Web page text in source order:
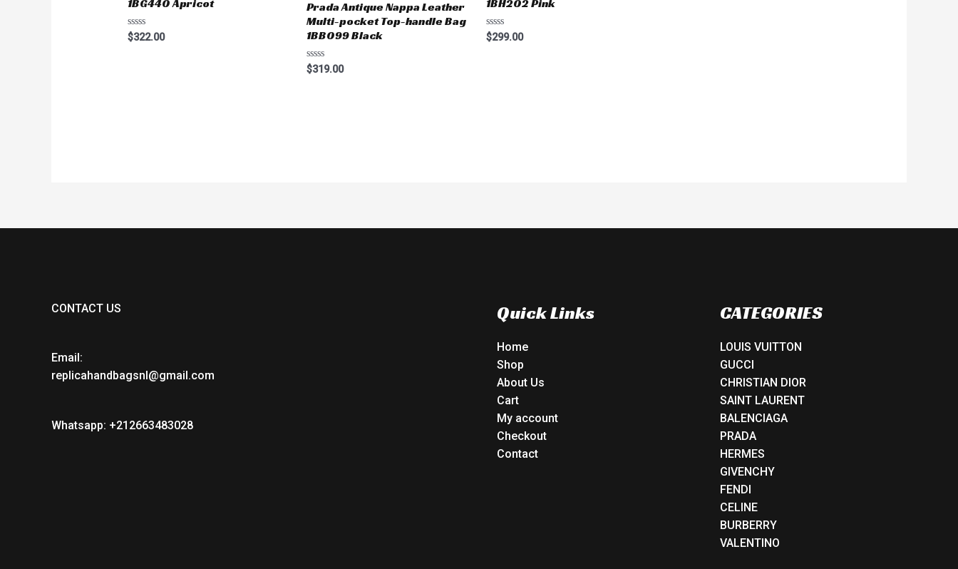
1BG440 Apricot
Rated
0
$322.00
Prada Antique Nappa Leather
Multi-pocket Top-handle Bag
1BB099 Black
Rated
0
$319.00
1BH202 Pink
Rated
0
$299.00
CONTACT US
Email:
replicahandbagsnl@gmail.com
Whatsapp: +212663483028
Quick Links
Home
Shop
About Us
Cart
My account
Checkout
Contact
CATEGORIES
LOUIS VUITTON
GUCCI
CHRISTIAN DIOR
SAINT LAURENT
BALENCIAGA
PRADA
HERMES
GIVENCHY
FENDI
CELINE
BURBERRY
VALENTINO